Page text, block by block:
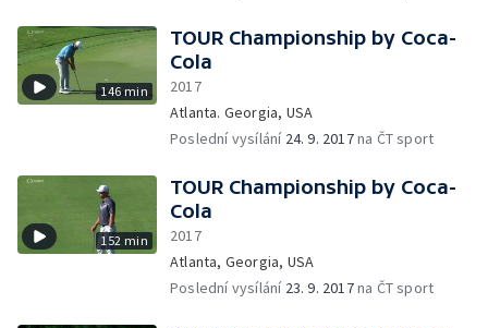
146 min
TOUR Championship by Coca-
Cola
2017
Atlanta. Georgia, USA
Poslední vysílání 24. 9. 2017na ČT sport
152 min
TOUR Championship by Coca-
Cola
2017
Atlanta, Georgia, USA
Poslední vysílání 23. 9. 2017na ČT sport